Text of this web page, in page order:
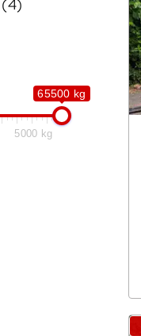
(4)
65500 kg
5000 kg